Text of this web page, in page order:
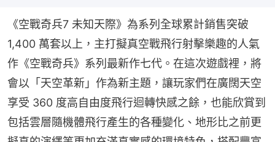
《空戰奇兵7 未知天際》為系列全球累計銷售突破
1,400 萬套以上，主打擬真空戰飛行射擊樂趣的人氣
作《空戰奇兵》系列最新作七代。在這次遊戲裡，將
會以「天空革新」作為新主題，讓玩家們在廣闊天空
享受 360 度高自由度飛行迴轉快感之餘，也能欣賞到
包括雲層隨機體飛行產生的各種變化、地形比之前更